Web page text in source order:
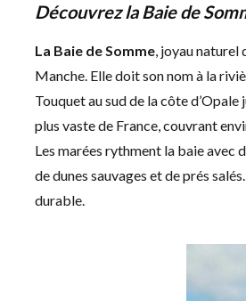
Découvrez la Baie de
La Baie de Somme, joyau naturel
Manche. Elle doit son nom à la
Touquet au sud de la côte
plus vaste de France, couvrant
Les marées rythment la baie avec
de dunes sauvages et de prés
durable.